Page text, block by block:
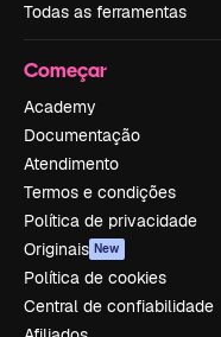
Todas as ferramentas
Começar
Academy
Documentação
Atendimento
Termos e condições
Política de privacidade
Originais New
Política de cookies
Central de confiabilidade